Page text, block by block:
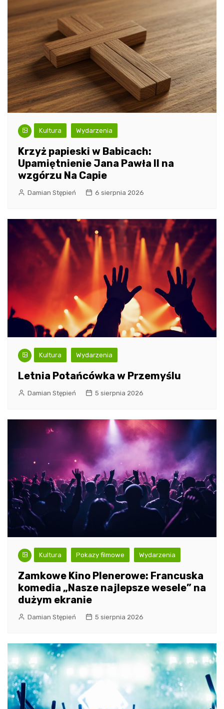
Kultura Wydarzenia
Krzyż papieski w Babicach:
Upamiętnienie Jana Pawła II na
wzgórzu Na Capie
Damian Stępień 6 sierpnia 2026
Kultura Wydarzenia
Letnia Potańcówka w Przemyślu
Damian Stępień 5 sierpnia 2026
Kultura Pokazy filmowe Wydarzenia
Zamkowe Kino Plenerowe: Francuska
komedia „Nasze najlepsze wesele” na
dużym ekranie
Damian Stępień 5 sierpnia 2026